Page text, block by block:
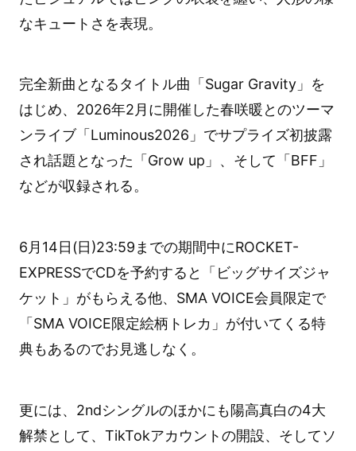
なキュートさを表現。
完全新曲となるタイトル曲「Sugar Gravity」を
はじめ、2026年2月に開催した春咲暖とのツーマ
ンライブ「Luminous2026」でサプライズ初披露
され話題となった「Grow up」、そして「BFF」
などが収録される。
6月14日(日)23:59までの期間中にROCKET-
EXPRESSでCDを予約すると「ビッグサイズジャ
ケット」がもらえる他、SMA VOICE会員限定で
「SMA VOICE限定絵柄トレカ」が付いてくる特
典もあるのでお見逃しなく。
更には、2ndシングルのほかにも陽高真白の4大
解禁として、TikTokアカウントの開設、そしてソ